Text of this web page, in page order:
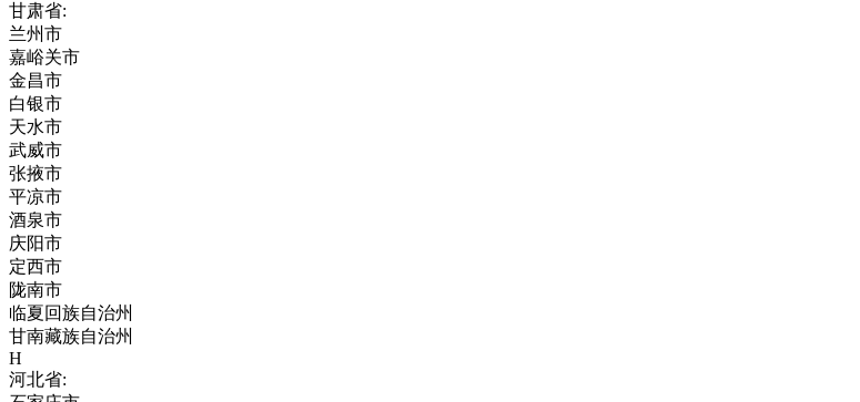
甘肃省:
兰州市
嘉峪关市
金昌市
白银市
天水市
武威市
张掖市
平凉市
酒泉市
庆阳市
定西市
陇南市
临夏回族自治州
甘南藏族自治州
H
河北省: